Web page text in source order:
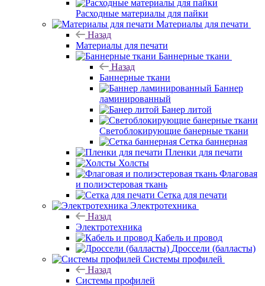
Расходные материалы для пайки
Материалы для печати
Назад
Материалы для печати
Баннерные ткани
Назад
Баннерные ткани
Баннер
ламинированный
Банер литой
Светоблокирующие банерные ткани
Сетка баннерная
Пленки для печати
Холсты
Флаговая
и полиэстеровая ткань
Сетка для печати
Электротехника
Назад
Электротехника
Кабель и провод
Дроссели (балласты)
Системы профилей
Назад
Системы профилей